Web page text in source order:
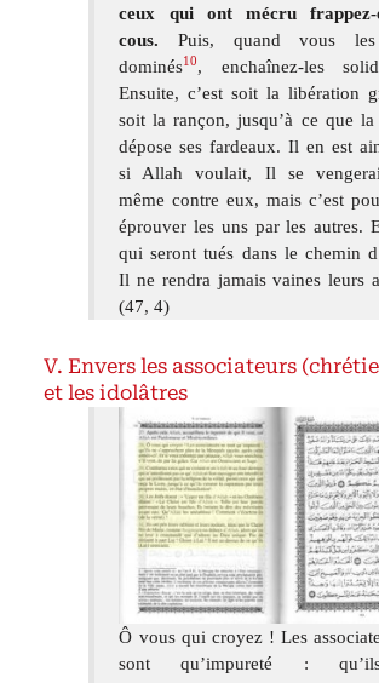
ceux qui ont mécru frappez-
cous. Puis, quand vous
dominés10, enchaînez-les
Ensuite, c’est soit la libération
soit la rançon, jusqu’à ce que la
dépose ses fardeaux. Il en est
si Allah voulait, Il se
même contre eux, mais c’est
éprouver les uns par les autres.
qui seront tués dans le chemin
Il ne rendra jamais vaines leurs
(47, 4)
Envers les associateurs
et les idolâtres
Ô vous qui croyez ! Les
sont qu’impureté :